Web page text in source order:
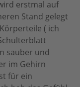
erstmal auf
Stand gelegt
( ich
sauber und
im Gehirn
für ein